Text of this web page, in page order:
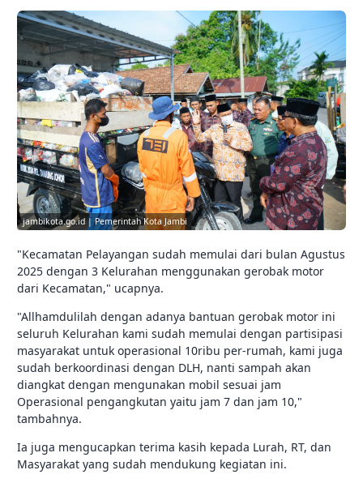
jambikota.go.id | Pemerintah Kota Jambi
"Kecamatan Pelayangan sudah memulai dari bulan Agustus
2025 dengan 3 Kelurahan menggunakan gerobak motor
dari Kecamatan," ucapnya.
"Allhamdulilah dengan adanya bantuan gerobak motor ini
seluruh Kelurahan kami sudah memulai dengan partisipasi
masyarakat untuk operasional 10ribu per-rumah, kami juga
sudah berkoordinasi dengan DLH, nanti sampah akan
diangkat dengan mengunakan mobil sesuai jam
Operasional pengangkutan yaitu jam 7 dan jam 10,"
tambahnya.
Ia juga mengucapkan terima kasih kepada Lurah, RT, dan
Masyarakat yang sudah mendukung kegiatan ini.